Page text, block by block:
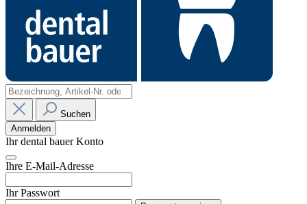
Suchen
Anmelden
Ihr dental bauer Konto
Ihre E-Mail-Adresse
Ihr Passwort